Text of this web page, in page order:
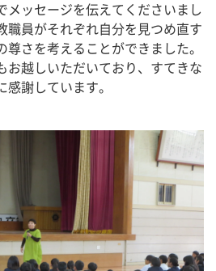
メッセージを伝えてくださいまし
職員がそれぞれ自分を見つめ直す
さを考えることができました。
お越しいただいており、すてきな
謝しています。